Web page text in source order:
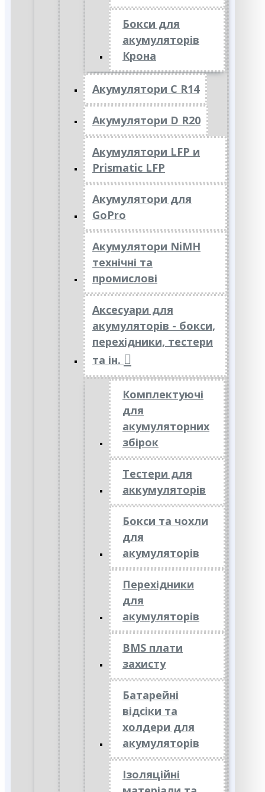
Бокси для
акумуляторів
Крона
Акумулятори C R14
Акумулятори D R20
Акумулятори LFP и
Prismatic LFP
Акумулятори для
GoPro
Акумулятори NiMH
технічні та
промислові
Аксесуари для
акумуляторів - бокси,
перехідники, тестери
та ін.
Комплектуючі
для
акумуляторних
збірок
Тестери для
аккумуляторів
Бокси та чохли
для
акумуляторів
Перехідники
для
акумуляторів
BMS плати
захисту
Батарейні
відсіки та
холдери для
акумуляторів
Ізоляційні